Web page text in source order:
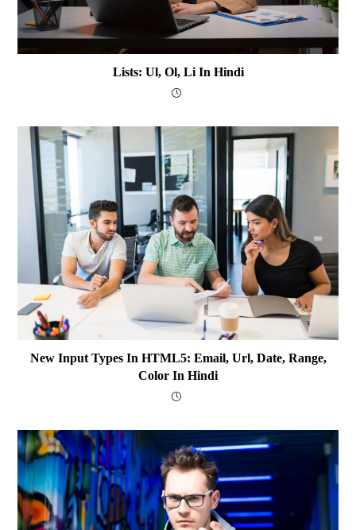
Lists: Ul, Ol, Li In Hindi
New Input Types In HTML5: Email, Url, Date, Range,
Color In Hindi